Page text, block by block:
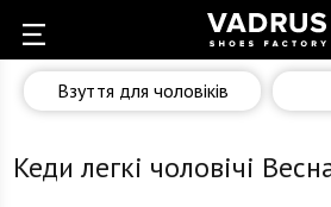
Взуття для чоловіків
Кеди легкі чоловічі